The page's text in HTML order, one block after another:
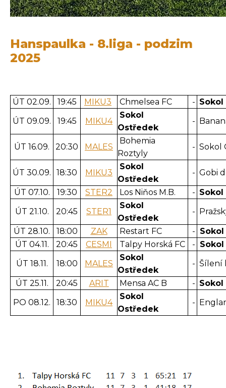
Hanspaulka - 8.liga - podzim
2025
ÚT 02.09. 19:45 MIKU3 Chmelsea FC -
ÚT 09.09.
19:45 MIKU4
Sokol
Ostředek
-
ÚT 16.09. 20:30 MALES
Bohemia
Roztyly
- Sokol
ÚT 30.09. 18:30 MIKU3
Sokol
Ostředek
- Gobi
ÚT 07.10. 19:30 STER2 Los Niňos M.B. -
ÚT 21.10.
20:45 STER1
Sokol
Ostředek
-
ÚT 28.10. 18:00 ZAK Restart FC -
ÚT 04.11.
20:45 CESMI Talpy Horská FC -
ÚT 18.11.
18:00 MALES
Sokol
Ostředek
- Šílení
ÚT 25.11. 20:45 ARIT Mensa AC B -
PO 08.12.
18:30 MIKU4
Sokol
Ostředek
-